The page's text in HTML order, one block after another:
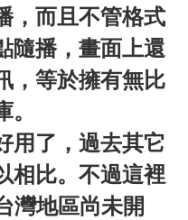
，而且不管格式
隨播，畫面上還
，等於擁有無比
了，過去其它
相比。不過這裡
灣地區尚未開